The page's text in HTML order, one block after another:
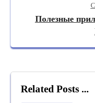
Полезные
Related Posts ...